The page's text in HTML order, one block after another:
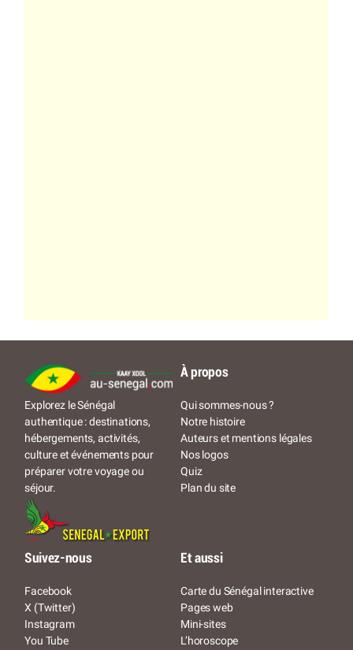
Explorez le Sénégal
authentique : destinations,
hébergements, activités,
culture et événements pour
préparer votre voyage ou
séjour.
À propos
Qui sommes-nous ?
Notre histoire
Auteurs et mentions légales
Nos logos
Quiz
Plan du site
Suivez-nous
Facebook
X (Twitter)
Instagram
You Tube
Et aussi
Carte du Sénégal interactive
Pages web
Mini-sites
L’horoscope